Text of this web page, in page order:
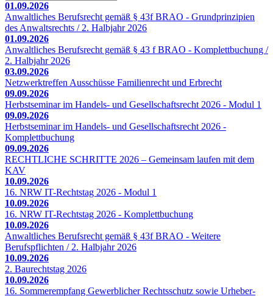
01.09.2026
Anwaltliches Berufsrecht gemäß § 43f BRAO - Grundprinzipien
des Anwaltsrechts / 2. Halbjahr 2026
01.09.2026
Anwaltliches Berufsrecht gemäß § 43 f BRAO - Komplettbuchung /
2. Halbjahr 2026
03.09.2026
Netzwerktreffen Ausschüsse Familienrecht und Erbrecht
09.09.2026
Herbstseminar im Handels- und Gesellschaftsrecht 2026 - Modul 1
09.09.2026
Herbstseminar im Handels- und Gesellschaftsrecht 2026 -
Komplettbuchung
09.09.2026
RECHTLICHE SCHRITTE 2026 – Gemeinsam laufen mit dem
KAV
10.09.2026
16. NRW IT-Rechtstag 2026 - Modul 1
10.09.2026
16. NRW IT-Rechtstag 2026 - Komplettbuchung
10.09.2026
Anwaltliches Berufsrecht gemäß § 43f BRAO - Weitere
Berufspflichten / 2. Halbjahr 2026
10.09.2026
2. Baurechtstag 2026
10.09.2026
16. Sommerempfang Gewerblicher Rechtsschutz sowie Urheber-